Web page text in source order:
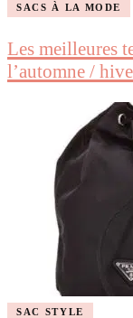
SACS À LA MODE
Les meilleures
l’automne /
SAC STYLE